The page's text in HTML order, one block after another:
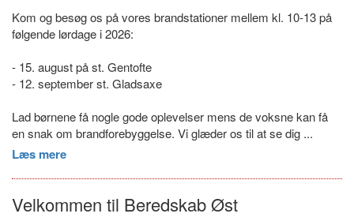
Kom og besøg os på vores brandstationer mellem kl. 10-13 på
følgende lørdage i 2026:
- 15. august på st. Gentofte
- 12. september st. Gladsaxe
Lad børnene få nogle gode oplevelser mens de voksne kan få
en snak om brandforebyggelse. Vi glæder os til at se dig ...
Læs mere
Velkommen til Beredskab Øst